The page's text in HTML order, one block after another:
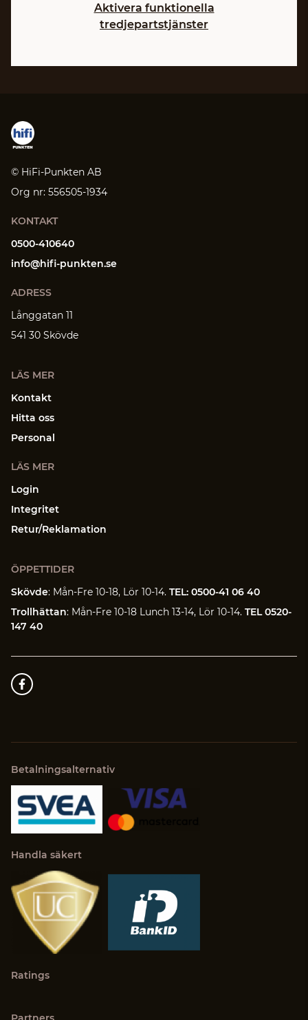
Aktivera funktionella
tredjepartstjänster
© HiFi-Punkten AB
Org nr: 556505-1934
KONTAKT
0500-410640
info@hifi-punkten.se
ADRESS
Långgatan 11
541 30 Skövde
LÄS MER
Kontakt
Hitta oss
Personal
LÄS MER
Login
Integritet
Retur/Reklamation
ÖPPETTIDER
Skövde: Mån-Fre 10-18, Lör 10-14. TEL: 0500-41 06 40
Trollhättan: Mån-Fre 10-18 Lunch 13-14, Lör 10-14. TEL 0520-
147 40
Betalningsalternativ
Handla säkert
Ratings